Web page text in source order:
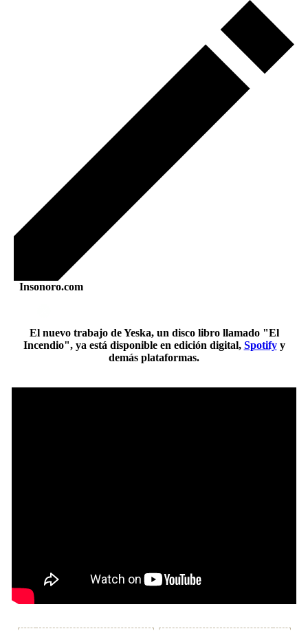
Insonoro.com
El nuevo trabajo de Yeska, un disco libro llamado "El
Incendio", ya está disponible en edición digital, Spotifyy
demás plataformas.